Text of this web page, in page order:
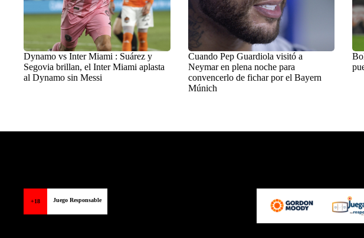
Dynamo vs Inter Miami : Suárez y
Segovia brillan, el Inter Miami aplasta
al Dynamo sin Messi
Cuando Pep Guardiola visitó a
Neymar en plena noche para
convencerlo de fichar por el Bayern
Múnich
+18 Juego Responsable